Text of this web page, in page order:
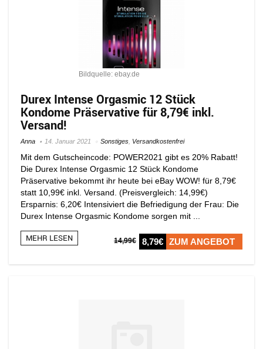
Bildquelle: ebay.de
Durex Intense Orgasmic 12 Stück
Kondome Präservative für 8,79€ inkl.
Versand!
Anna 14. Januar 2021 Sonstiges Versandkostenfrei
Mit dem Gutscheincode: POWER2021 gibt es 20% Rabatt!
Die Durex Intense Orgasmic 12 Stück Kondome
Präservative bekommt ihr heute bei eBay WOW! für 8,79€
statt 10,99€ inkl. Versand. (Preisvergleich: 14,99€)
Ersparnis: 6,20€ Intensiviert die Befriedigung der Frau: Die
Durex Intense Orgasmic Kondome sorgen mit ...
MEHR LESEN 14,99€ 8,79€ ZUM ANGEBOT